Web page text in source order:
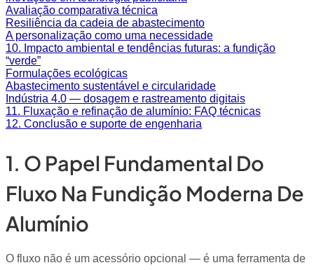
Avaliação comparativa técnica
Resiliência da cadeia de abastecimento
A personalização como uma necessidade
10. Impacto ambiental e tendências futuras: a fundição
“verde”
Formulações ecológicas
Abastecimento sustentável e circularidade
Indústria 4.0 — dosagem e rastreamento digitais
11. Fluxação e refinação de alumínio: FAQ técnicas
12. Conclusão e suporte de engenharia
1. O Papel Fundamental Do
Fluxo Na Fundição Moderna De
Alumínio
O fluxo não é um acessório opcional — é uma ferramenta de